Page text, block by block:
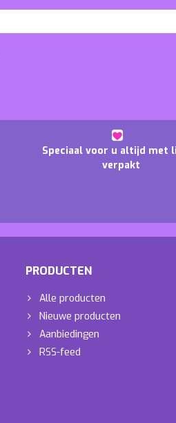
Speciaal voor u altijd met
verpakt
PRODUCTEN
Alle producten
Nieuwe producten
Aanbiedingen
RSS-feed